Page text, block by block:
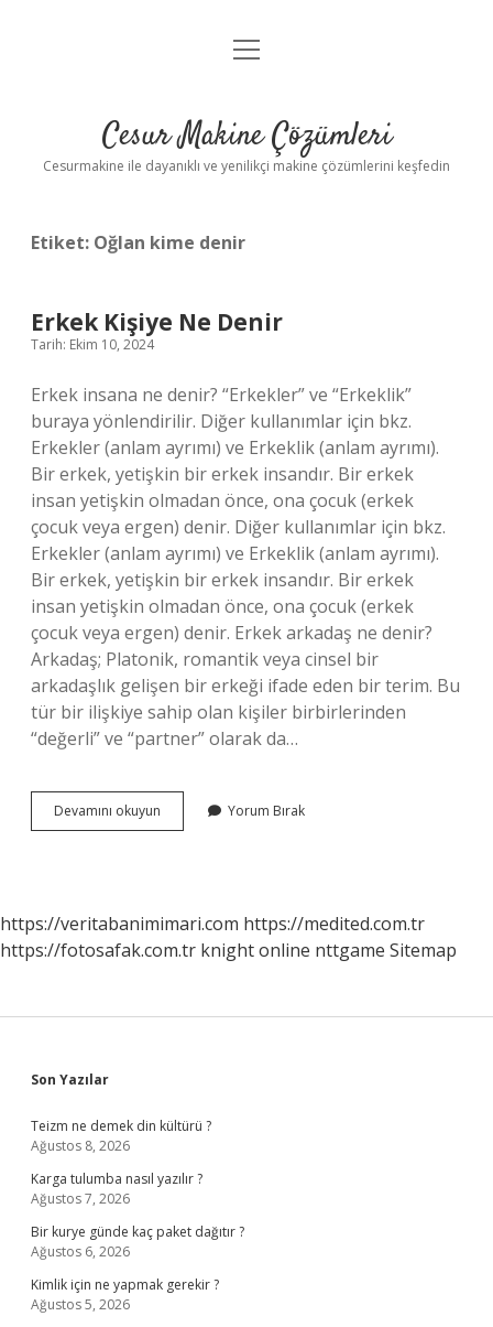
Anasayfa
Yasal Uyarı
menüyü
Cesur Makine Çözümleri
Cesurmakine ile dayanıklı ve yenilikçi makine çözümlerini keşfedin
Etiket: Oğlan kime denir
Erkek Kişiye Ne Denir
Tarih: Ekim 10, 2024
Erkek insana ne denir? “Erkekler” ve “Erkeklik”
buraya yönlendirilir. Diğer kullanımlar için bkz.
Erkekler (anlam ayrımı) ve Erkeklik (anlam ayrımı).
Bir erkek, yetişkin bir erkek insandır. Bir erkek
insan yetişkin olmadan önce, ona çocuk (erkek
çocuk veya ergen) denir. Diğer kullanımlar için bkz.
Erkekler (anlam ayrımı) ve Erkeklik (anlam ayrımı).
Bir erkek, yetişkin bir erkek insandır. Bir erkek
insan yetişkin olmadan önce, ona çocuk (erkek
çocuk veya ergen) denir. Erkek arkadaş ne denir?
Arkadaş; Platonik, romantik veya cinsel bir
arkadaşlık gelişen bir erkeği ifade eden bir terim. Bu
tür bir ilişkiye sahip olan kişiler birbirlerinden
“değerli” ve “partner” olarak da…
Devamını okuyun
Kişiye
Yorum Bırak
https://veritabanimimari.com https://medited.com.tr
https://fotosafak.com.tr knight online nttgame Sitemap
Sidebar
Son Yazılar
Teizm ne demek din kültürü ?
Ağustos 8, 2026
Karga tulumba nasıl yazılır ?
Ağustos 7, 2026
Bir kurye günde kaç paket dağıtır ?
Ağustos 6, 2026
Kimlik için ne yapmak gerekir ?
Ağustos 5, 2026